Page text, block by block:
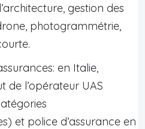
gestion des
photogrammétrie,
en Italie,
de l’opérateur UAS
et police d’assurance en